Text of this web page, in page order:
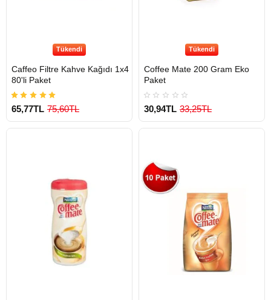
Tükendi
Caffeo Filtre Kahve Kağıdı 1x4
80'li Paket
65,77TL 75,60TL
Tükendi
Coffee Mate 200 Gram Eko
Paket
30,94TL 33,25TL